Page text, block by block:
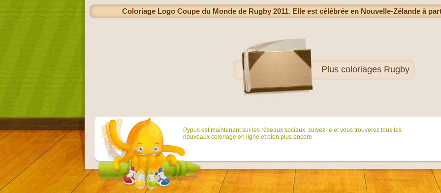
Coloriage Logo Coupe du Monde de Rugby 2011. Elle est célébrée en Nouvelle-Zélande à
Plus coloriages Rugby
Pypus est maintenant sur ​​les réseaux sociaux, suivez-le et vous trouverez tous les
nouveaux coloriage en ligne et bien plus encore